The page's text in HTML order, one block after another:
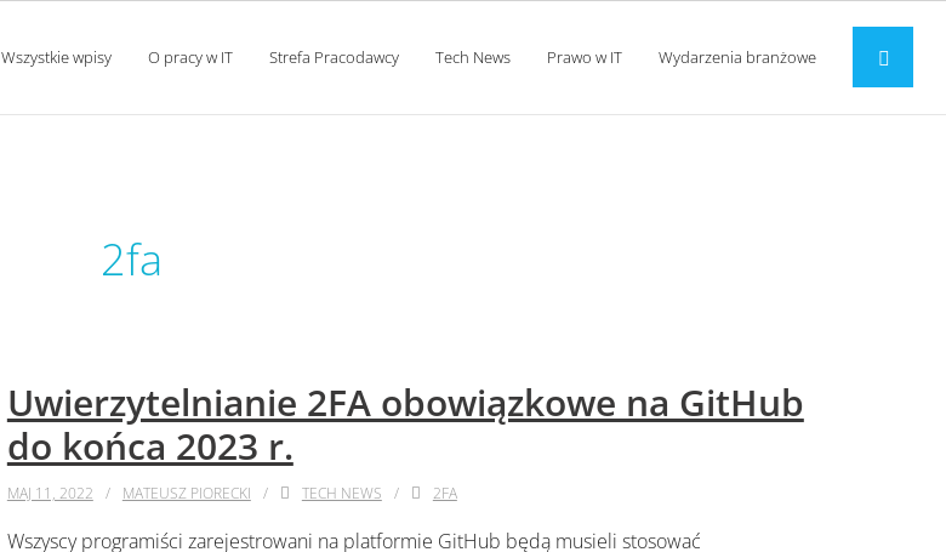
Wszystkie wpisy O pracy w IT Strefa Pracodawcy Tech News Prawo w IT Wydarzenia branżowe
2fa
Uwierzytelnianie 2FA obowiązkowe na GitHub
do końca 2023 r.
MAJ 11, 2022 MATEUSZ PIORECKI TECH NEWS 2FA
Wszyscy programiści zarejestrowani na platformie GitHub będą musieli stosować